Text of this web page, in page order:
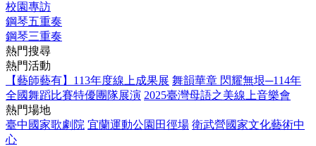
校園專訪
鋼琴五重奏
鋼琴三重奏
熱門搜尋
熱門活動
【藝師藝有】113年度線上成果展 舞韻華章 閃耀無垠─114年
全國舞蹈比賽特優團隊展演 2025臺灣母語之美線上音樂會
熱門場地
臺中國家歌劇院 宜蘭運動公園田徑場 衛武營國家文化藝術中
心